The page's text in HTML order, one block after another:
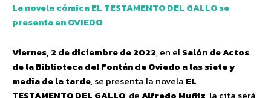
La novela cómica EL TESTAMENTO DEL GALLO se
presenta enOVIEDO
Viernes, 2 de diciembre de 2022, en elSalón de Actos
de la Biblioteca del Fontán de Oviedo a las siete y
media de la tarde,se presenta la novela EL